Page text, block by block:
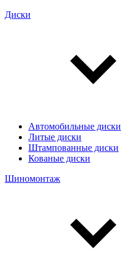
Диски
Автомобильные диски
Литые диски
Штампованные диски
Кованые диски
Шиномонтаж